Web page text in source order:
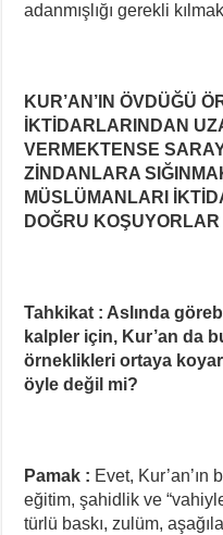
adanmışlığı gerekli
KUR’AN’IN ÖVDÜĞÜ
İKTİDARLARINDAN
VERMEKTENSE
ZİNDANLARA
MÜSLÜMANLARI
DOĞRU KOŞUYORLAR
Tahkikat : Aslında
kalpler için, Kur’an da
örneklikleri ortaya
öyle değil mi?
Pamak : Evet,
eğitim, şahidlik ve
türlü baskı, zulüm,